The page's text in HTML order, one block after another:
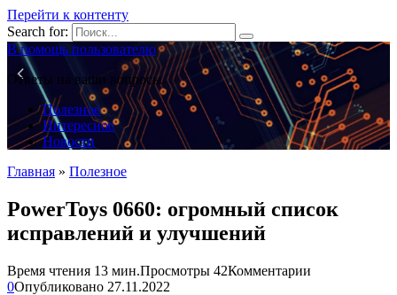
Перейти к контенту
Search for:
В помощь пользователю
Ответы на ваши вопросы
Полезное
Интересное
Новости
Главная » Полезное
PowerToys 0660: огромный список
исправлений и улучшений
Время чтения 13 мин.Просмотры 42Комментарии
0Опубликовано 27.11.2022